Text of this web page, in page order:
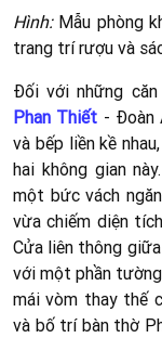
Hình: Mẫu phòng
trang trí rượu và
Đối với những
Phan Thiết - Đoàn
và bếp liền kề
hai không gian
một bức vách
vừa chiếm diện
Cửa liên thông
với một phần
mái vòm thay thế
và bố trí bàn thờ